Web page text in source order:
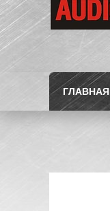
ГЛАВНАЯ